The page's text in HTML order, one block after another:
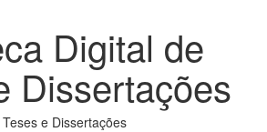
Digital de
Dissertações
e Dissertações